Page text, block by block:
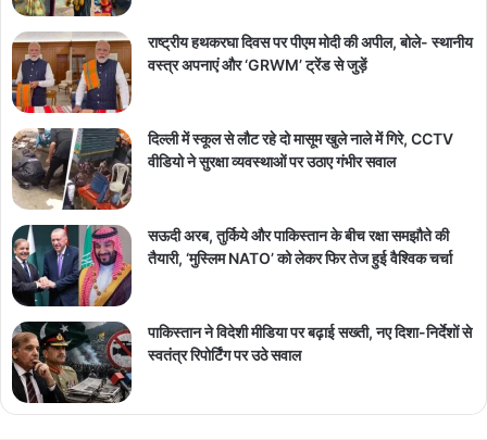
राष्ट्रीय हथकरघा दिवस पर पीएम मोदी की अपील, बोले- स्थानीय
वस्त्र अपनाएं और ‘GRWM’ ट्रेंड से जुड़ें
दिल्ली में स्कूल से लौट रहे दो मासूम खुले नाले में गिरे, CCTV
वीडियो ने सुरक्षा व्यवस्थाओं पर उठाए गंभीर सवाल
सऊदी अरब, तुर्किये और पाकिस्तान के बीच रक्षा समझौते की
तैयारी, ‘मुस्लिम NATO’ को लेकर फिर तेज हुई वैश्विक चर्चा
पाकिस्तान ने विदेशी मीडिया पर बढ़ाई सख्ती, नए दिशा-निर्देशों से
स्वतंत्र रिपोर्टिंग पर उठे सवाल